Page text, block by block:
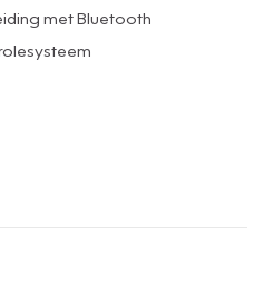
met Bluetooth